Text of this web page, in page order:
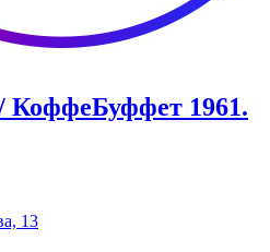
КоффеБуффет 1961.
13